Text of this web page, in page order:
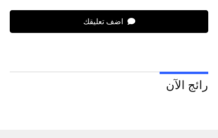
اضف تعليقك
رائج الآن